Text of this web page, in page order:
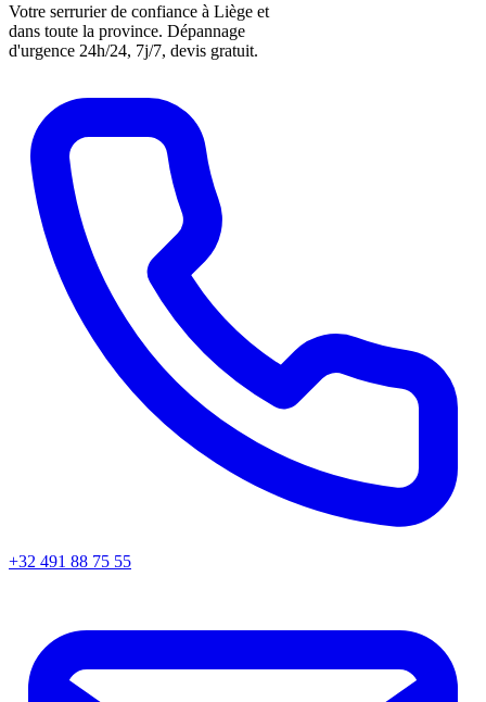
Votre serrurier de confiance à Liège et
dans toute la province. Dépannage
d'urgence 24h/24, 7j/7, devis gratuit.
+32 491 88 75 55